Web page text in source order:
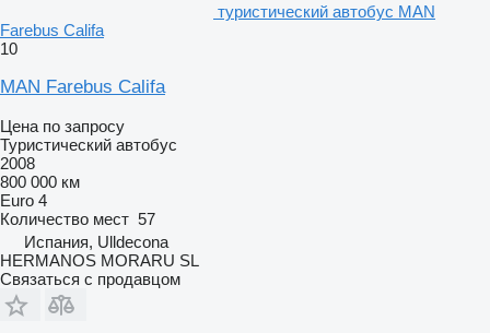
туристический автобус MAN
Farebus Califa
10
MAN Farebus Califa
Цена по запросу
Туристический автобус
2008
800 000 км
Euro 4
Количество мест 57
Испания, Ulldecona
HERMANOS MORARU SL
Связаться с продавцом